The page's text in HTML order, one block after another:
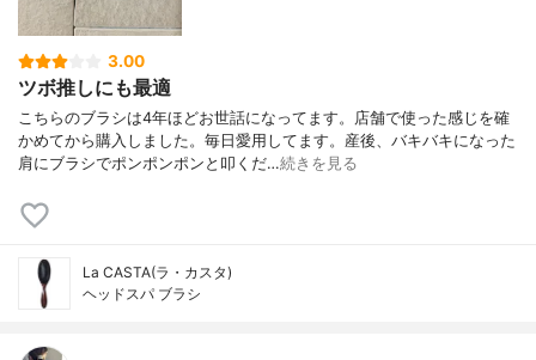
3.00
ツボ推しにも最適
こちらのブラシは4年ほどお世話になってます。店舗で使った感じを確
かめてから購入しました。毎日愛用してます。産後、バキバキになった
肩にブラシでポンポンポンと叩くだ…続きを見る
La CASTA(ラ・カスタ)
ヘッドスパ ブラシ